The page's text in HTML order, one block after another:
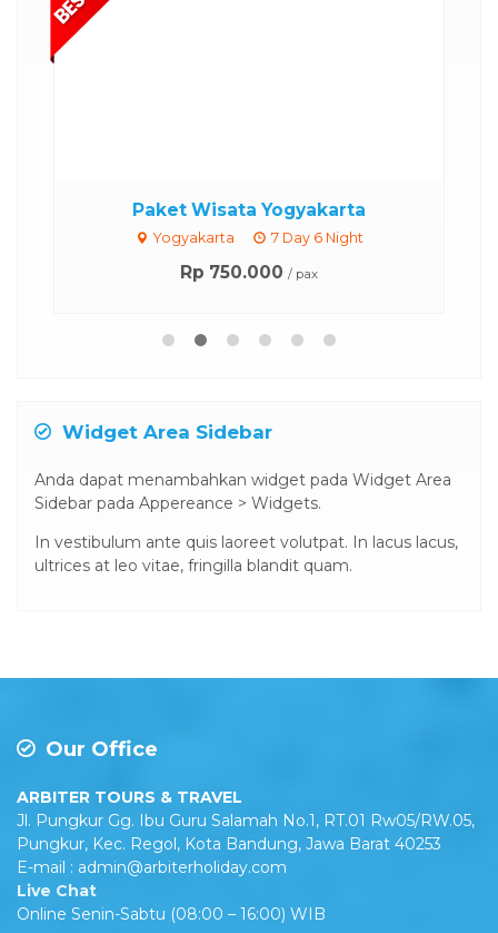
Paket Wisata Yogyakarta
Yogyakarta 7 Day 6 Night
Rp 750.000 / pax
Widget Area Sidebar
Anda dapat menambahkan widget pada Widget Area
Sidebar pada Appereance > Widgets.
In vestibulum ante quis laoreet volutpat. In lacus lacus,
ultrices at leo vitae, fringilla blandit quam.
Our Office
ARBITER TOURS & TRAVEL
Jl. Pungkur Gg. Ibu Guru Salamah No.1, RT.01 Rw05/RW.05,
Pungkur, Kec. Regol, Kota Bandung, Jawa Barat 40253
E-mail : admin@arbiterholiday.com
Live Chat
Online Senin-Sabtu (08:00 – 16:00) WIB